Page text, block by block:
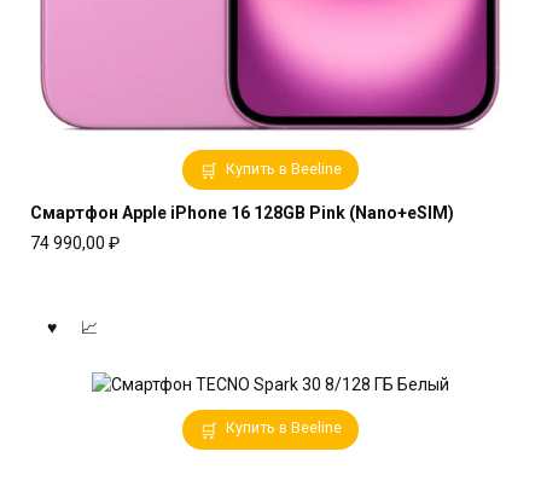
Купить в Beeline
Смартфон Apple iPhone 16 128GB Pink (Nano+eSIM)
74 990,00 ₽
Купить в Beeline